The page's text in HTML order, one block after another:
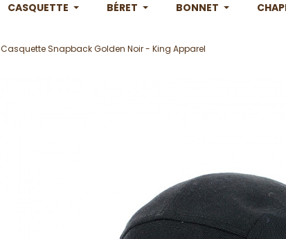
CASQUETTE BÉRET BONNET
Casquette Snapback Golden Noir - King Apparel